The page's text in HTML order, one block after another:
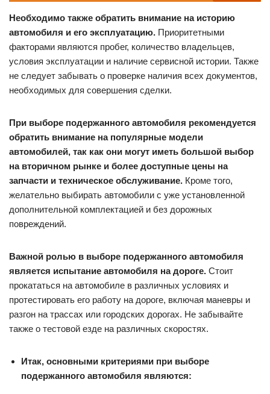
Необходимо также обратить внимание на историю
автомобиля и его эксплуатацию. Приоритетными
факторами являются пробег, количество владельцев,
условия эксплуатации и наличие сервисной истории. Также
не следует забывать о проверке наличия всех документов,
необходимых для совершения сделки.
При выборе подержанного автомобиля рекомендуется
обратить внимание на популярные модели
автомобилей, так как они могут иметь большой выбор
на вторичном рынке и более доступные цены на
запчасти и техническое обслуживание. Кроме того,
желательно выбирать автомобили с уже установленной
дополнительной комплектацией и без дорожных
повреждений.
Важной ролью в выборе подержанного автомобиля
является испытание автомобиля на дороге. Стоит
прокататься на автомобиле в различных условиях и
протестировать его работу на дороге, включая маневры и
разгон на трассах или городских дорогах. Не забывайте
также о тестовой езде на различных скоростях.
Итак, основными критериями при выборе
подержанного автомобиля являются: